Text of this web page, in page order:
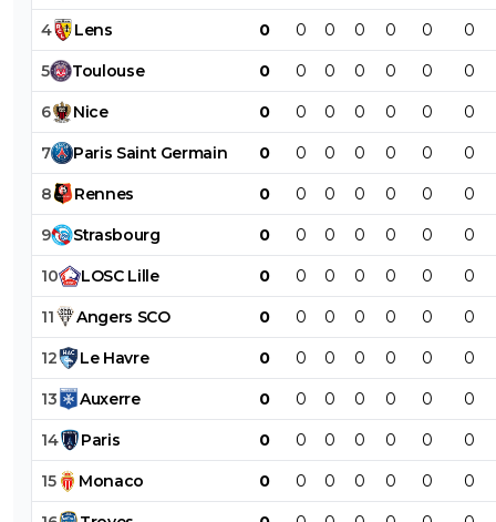
4 Lens 0 0 0 0 0 0 0
5 Toulouse 0 0 0 0 0 0 0
6 Nice 0 0 0 0 0 0 0
7 Paris Saint Germain 0 0 0 0 0 0 0
8 Rennes 0 0 0 0 0 0 0
9 Strasbourg 0 0 0 0 0 0 0
10 LOSC Lille 0 0 0 0 0 0 0
11 Angers SCO 0 0 0 0 0 0 0
12 Le Havre 0 0 0 0 0 0 0
13 Auxerre 0 0 0 0 0 0 0
14 Paris 0 0 0 0 0 0 0
15 Monaco 0 0 0 0 0 0 0